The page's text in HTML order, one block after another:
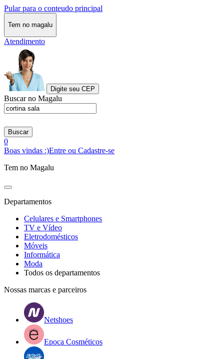
Pular para o conteudo principal
Tem no magalu
Atendimento
Digite seu CEP
Buscar no Magalu
Buscar
0
Boas vindas :)Entre ou Cadastre-se
Tem no Magalu
Departamentos
Celulares e Smartphones
TV e Vídeo
Eletrodomésticos
Móveis
Informática
Moda
Todos os departamentos
Nossas marcas e parceiros
Netshoes
Epoca Cosméticos